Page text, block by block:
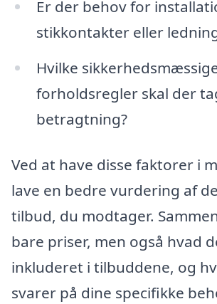
Er der behov for
stikkontakter eller
Hvilke
forholdsregler skal der
betragtning?
Ved at have disse faktorer i
lave en bedre vurdering af
tilbud, du modtager.
bare priser, men også hvad
inkluderet i tilbuddene, og
svarer på dine specifikke